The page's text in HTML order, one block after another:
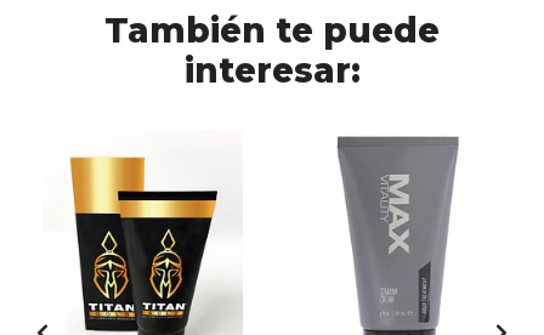
También te puede
interesar: